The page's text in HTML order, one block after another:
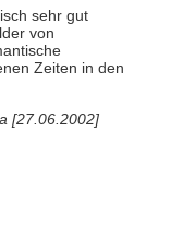
sehr gut
von
Zeiten in den
[27.06.2002]